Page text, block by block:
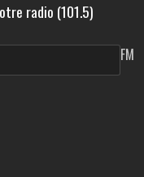
radio (101.5)
FM